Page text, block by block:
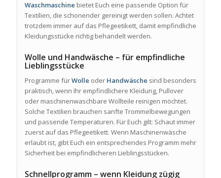
Waschmaschine bietet Euch eine passende Option für
Textilien, die schonender gereinigt werden sollen. Achtet
trotzdem immer auf das Pflegeetikett, damit empfindliche
Kleidungsstücke richtig behandelt werden.
Wolle und Handwäsche – für empfindliche
Lieblingsstücke
Programme fürWolle oder Handwäsche sind besonders
praktisch, wenn Ihr empfindlichere Kleidung, Pullover
oder maschinenwaschbare Wollteile reinigen möchtet.
Solche Textilien brauchen sanfte Trommelbewegungen
und passende Temperaturen. Für Euch gilt: Schaut immer
zuerst auf das Pflegeetikett. Wenn Maschinenwäsche
erlaubt ist, gibt Euch ein entsprechendes Programm mehr
Sicherheit bei empfindlicheren Lieblingsstücken.
Schnellprogramm – wenn Kleidung zügig